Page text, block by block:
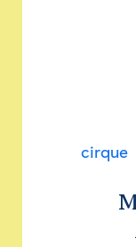
cirque